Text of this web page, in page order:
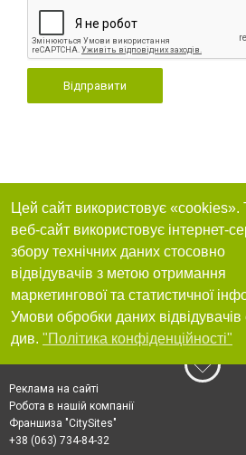
Відправити
Цей сайт використовує «cookies».
веб-сайт використовує інтернет-
збору технічних даних стосовно
відвідувачів з метою отримання
маркетингової та статистичної
Умови обробки даних відвідувачів
див. "Політика конфіденційності"
Реклама на сайті
Робота в нашій компанії
Франшиза "CitySites"
+38 (063) 734-84-32